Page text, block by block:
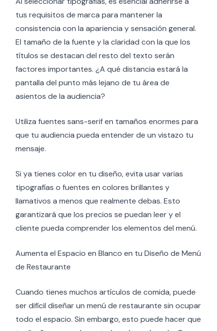
tus requisitos de marca para mantener la
consistencia con la apariencia y sensación general.
El tamaño de la fuente y la claridad con la que los
títulos se destacan del resto del texto serán
factores importantes. ¿A qué distancia estará la
pantalla del punto más lejano de tu área de
asientos de la audiencia?
Utiliza fuentes sans-serif en tamaños enormes para
que tu audiencia pueda entender de un vistazo tu
mensaje.
Si ya tienes color en tu diseño, evita usar varias
tipografías o fuentes en colores brillantes y
llamativos a menos que realmente debas. Esto
garantizará que los precios se puedan leer y el
cliente pueda comprender los elementos del menú.
Aumenta el Espacio en Blanco en tu Diseño de Menú
de Restaurante
Cuando tienes muchos artículos de comida, puede
ser difícil diseñar un menú de restaurante sin ocupar
todo el espacio. Sin embargo, esto puede hacer que